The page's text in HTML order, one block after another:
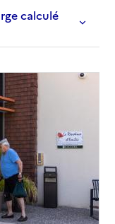
calculé